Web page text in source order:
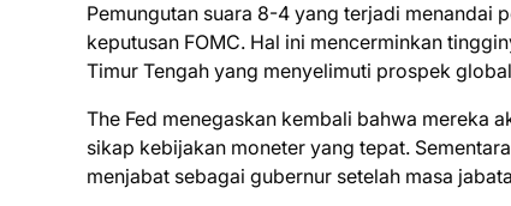
Pemungutan suara 8-4 yang terjadi menandai
keputusan FOMC. Hal ini mencerminkan
Timur Tengah yang menyelimuti prospek
The Fed menegaskan kembali bahwa mereka
sikap kebijakan moneter yang tepat.
menjabat sebagai gubernur setelah masa